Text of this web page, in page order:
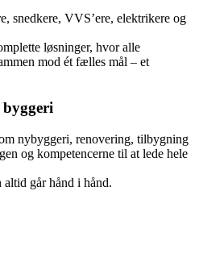
snedkere, VVS’ere, elektrikere og
løsninger, hvor alle
mod ét fælles mål – et
nybyggeri, renovering, tilbygning
og kompetencerne til at lede hele
går hånd i hånd.